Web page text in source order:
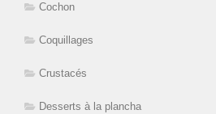
Cochon
Coquillages
Crustacés
Desserts à la plancha